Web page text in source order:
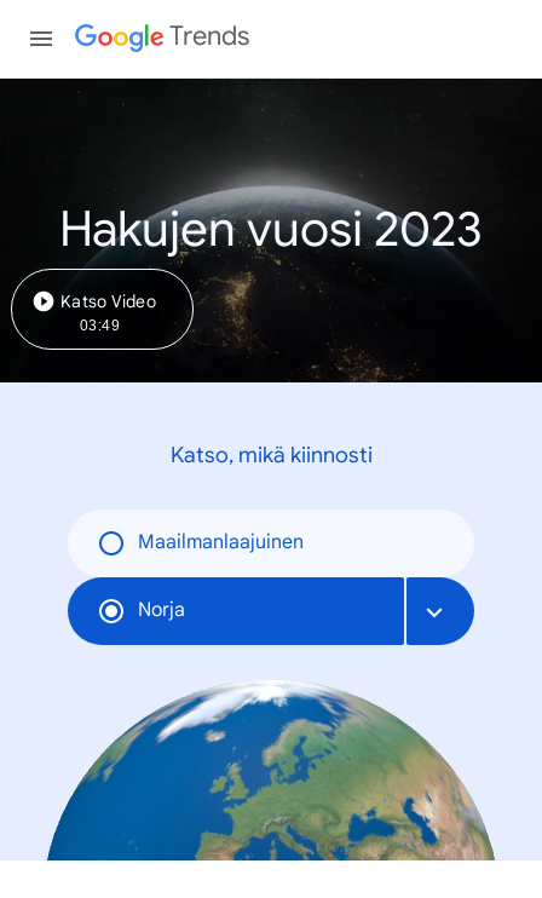
Trends
Hakujen vuosi 2023
Katso Video
03:49
Katso, mikä kiinnosti
Maailmanlaajuinen
Norja